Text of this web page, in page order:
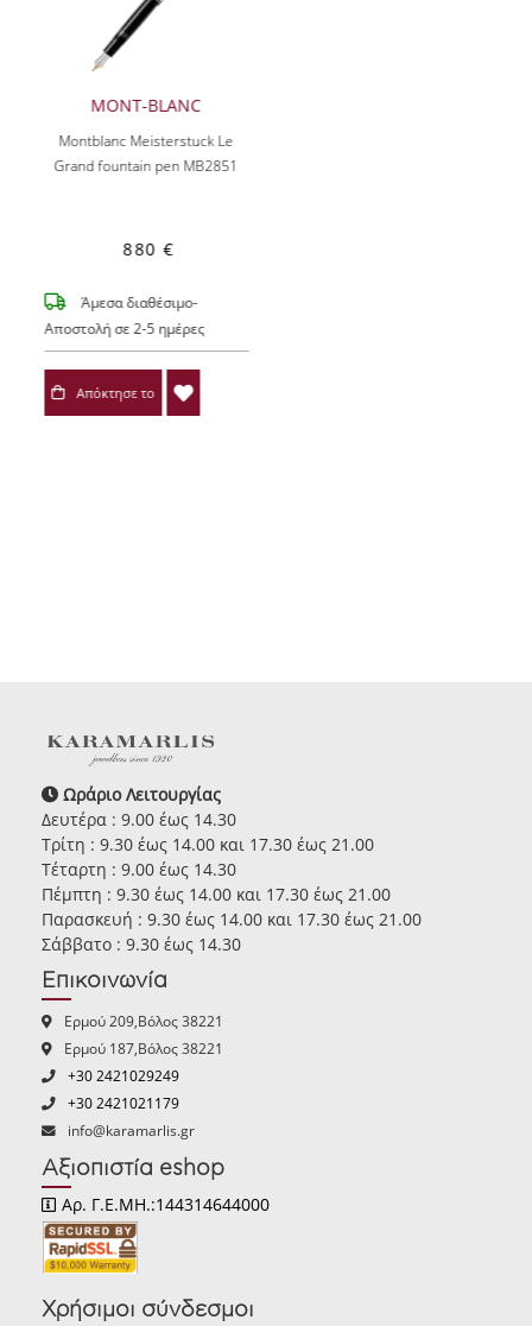
MONT-BLANC
Montblanc Meisterstuck Le
Grand fountain pen MB2851
880 €
Άμεσα διαθέσιμο-
Αποστολή σε 2-5 ημέρες
Απόκτησε το
Ωράριο Λειτουργίας
Δευτέρα : 9.00 έως 14.30
Τρίτη : 9.30 έως 14.00 και 17.30 έως 21.00
Τέταρτη : 9.00 έως 14.30
Πέμπτη : 9.30 έως 14.00 και 17.30 έως 21.00
Παρασκευή : 9.30 έως 14.00 και 17.30 έως 21.00
Σάββατο : 9.30 έως 14.30
Επικοινωνία
Ερμού 209,Βόλος 38221
Ερμού 187,Βόλος 38221
+30 2421029249
+30 2421021179
info@karamarlis.gr
Αξιοπιστία eshop
Αρ. Γ.Ε.ΜΗ.:144314644000
Χρήσιμοι σύνδεσμοι